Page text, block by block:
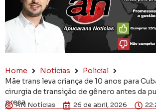
Home Notícias
Policial
Mãe trans leva criança de 10 anos para
cirurgia de transição de gênero antes da
presaAN Notícias 26 de abril, 2026